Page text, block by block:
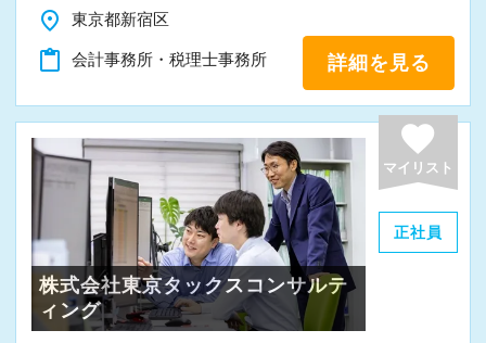
A. 上司や先輩に相談しやすく、風通しの良い職
場だと感じています。
＜求める人材＞
・税務経験を活かして成長したい方
・キャリアアップ志向のある方
・主体的に業務を進められる方
・顧客対応や提案業務に挑戦したい方
・資産税など専門性を高めたい方
・将来的にマネジメントに関わりたい方
place 東京都新宿区
content_paste 会計事務所・税理士事務所 詳細を見る
favorite
マイリスト
正社員
株式会社東京タックスコンサルテ
ィング